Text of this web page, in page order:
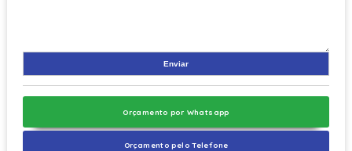
Orçamento por Whatsapp
Orçamento pelo Telefone